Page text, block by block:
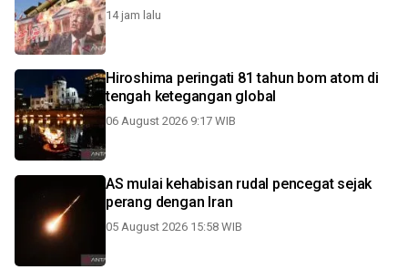
14 jam lalu
Hiroshima peringati 81 tahun bom atom di
tengah ketegangan global
06 August 2026 9:17 WIB
AS mulai kehabisan rudal pencegat sejak
perang dengan Iran
05 August 2026 15:58 WIB